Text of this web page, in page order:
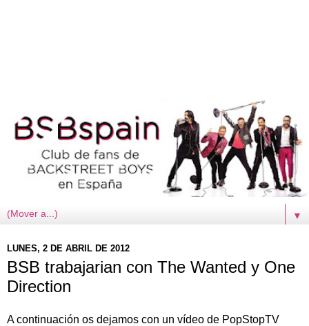
▼
LUNES, 2 DE ABRIL DE 2012
BSB trabajarian con The Wanted y One
Direction
A continuación os dejamos con un vídeo de PopStopTV